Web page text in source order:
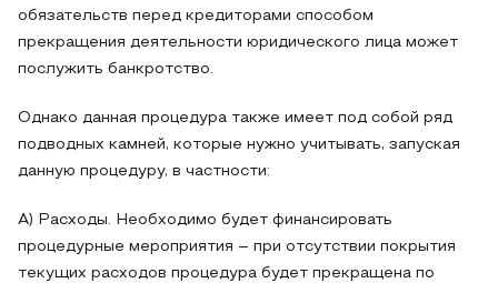
обязательств перед кредиторами способом
прекращения деятельности юридического лица может
послужить банкротство.
Однако данная процедура также имеет под собой ряд
подводных камней, которые нужно учитывать, запуская
данную процедуру, в частности:
А) Расходы. Необходимо будет финансировать
процедурные мероприятия – при отсутствии покрытия
текущих расходов процедура будет прекращена по